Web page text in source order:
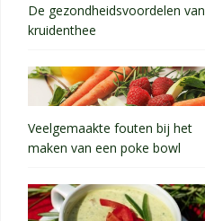
De gezondheidsvoordelen van
kruidenthee
Veelgemaakte fouten bij het
maken van een poke bowl